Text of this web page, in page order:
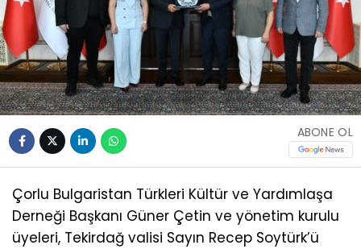
ABONE OL
Çorlu Bulgaristan Türkleri Kültür ve Yardımlaşa
Derneği Başkanı Güner Çetin ve yönetim kurulu
üyeleri, Tekirdağ valisi Sayın Recep Soytürk’ü